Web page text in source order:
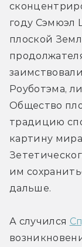
году Сэмюэл
плоской
Роуботэма,
Общество
традицию
картину
им
дальше.
А случился